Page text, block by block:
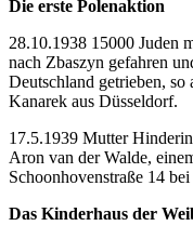
Die erste Polenaktion
28.10.1938 15000 Juden
nach Zbaszyn gefahren
Deutschland getrieben,
Kanarek aus Düsseldorf.
17.5.1939 Mutter
Aron van der Walde,
Schoonhovenstraße 14
Das Kinderhaus der